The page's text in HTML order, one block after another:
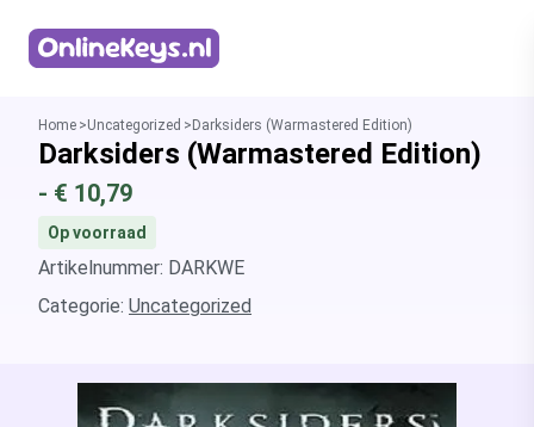
Home Uncategorized Darksiders (Warmastered Edition)
Darksiders (Warmastered Edition)
- € 10,79
Op voorraad
Artikelnummer: DARKWE
Categorie: Uncategorized